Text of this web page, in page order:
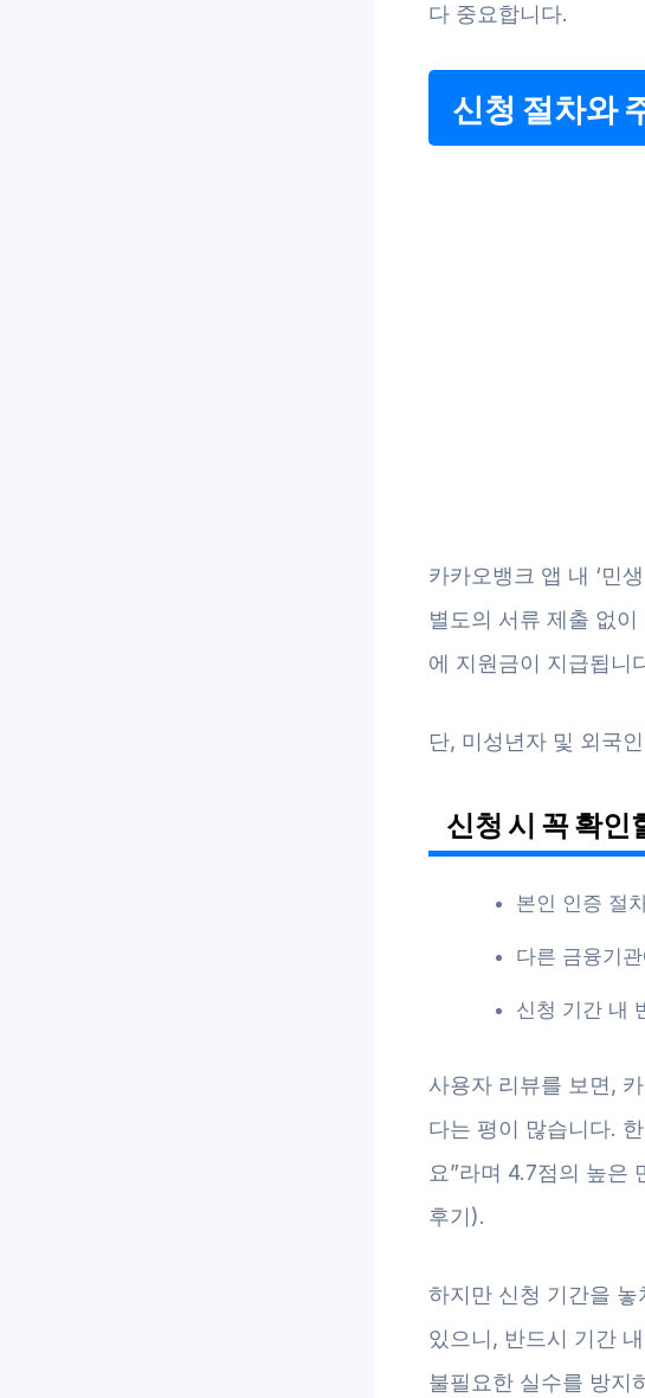
다 중요합니다.
신청 절차와
카카오뱅크 앱 내 ‘민
별도의 서류 제출 없
에 지원금이 지급됩니
단, 미성년자 및 외국
신청 시 꼭 확인
본인 인증 절
다른 금융기
신청 기간 내
사용자 리뷰를 보면,
다는 평이 많습니다.
요”라며 4.7점의 높은
후기).
하지만 신청 기간을
있으니, 반드시 기간
불필요한 실수를 방지